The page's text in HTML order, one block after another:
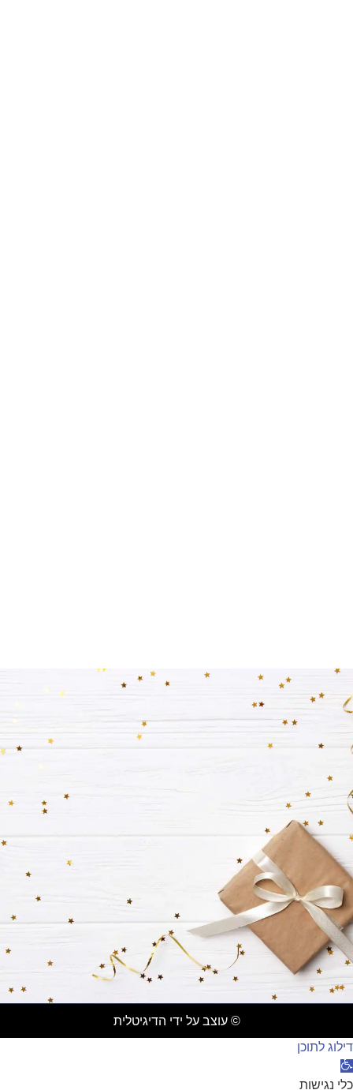
© עוצב על ידי הדיגיטלית
דילוג לתוכן
פתח
סרגל
כלי נגישות